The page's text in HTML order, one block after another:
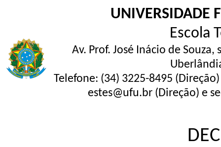
UNIVERSIDADE
Escola
Av. Prof. José Inácio de
Telefone: (34) 3225-8495
estes@ufu.br (Direção) e